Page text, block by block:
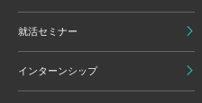
就活セミナー
インターンシップ